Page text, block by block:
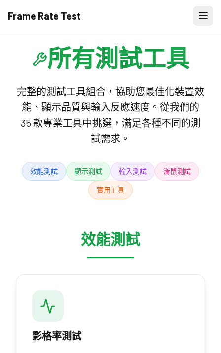
Frame Rate Test
所有測試工具
完整的測試工具組合，協助您最佳化裝置效
能、顯示品質與輸入反應速度。從我們的
35 款專業工具中挑選，滿足各種不同的測
試需求。
效能測試 顯示測試 輸入測試 滑鼠測試
實用工具
效能測試
影格率測試